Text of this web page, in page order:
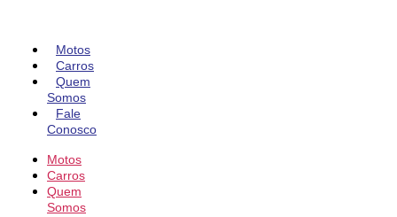
conteúdo
Motos
Carros
Quem
Somos
Fale
Conosco
Motos
Carros
Quem
Somos